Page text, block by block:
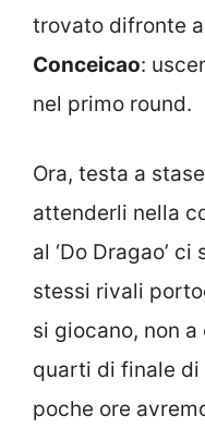
trovato difronte
Conceicao:
nel primo round.
Ora, testa a
attenderli nella
al ‘Do Dragao’
stessi rivali
si giocano, non
quarti di finale di
poche ore